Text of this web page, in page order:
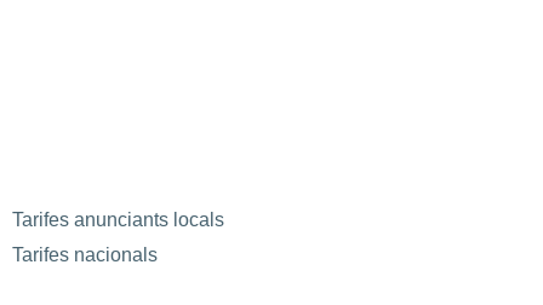
Tarifes anunciants locals
Tarifes nacionals